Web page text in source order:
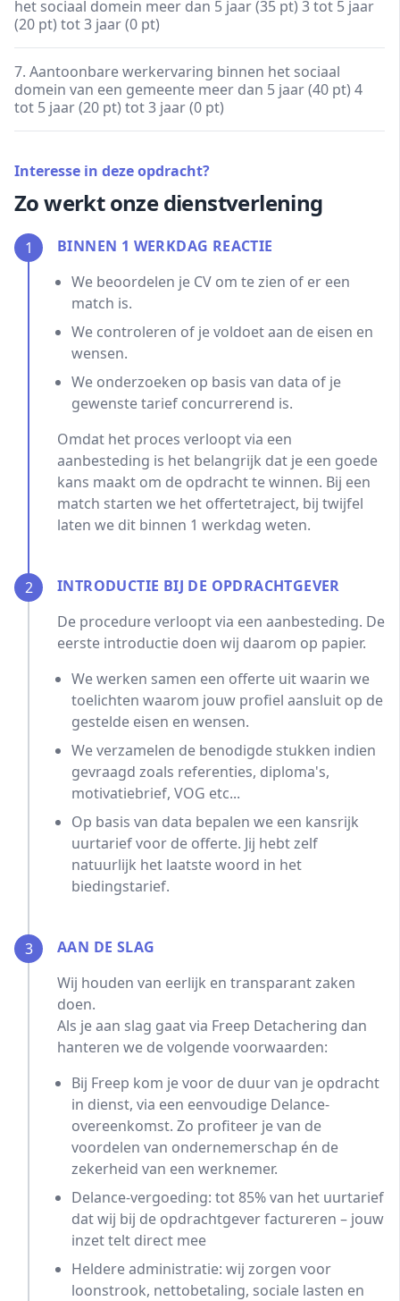
het sociaal domein meer dan 5 jaar (35 pt) 3 tot 5 jaar
(20 pt) tot 3 jaar (0 pt)
7. Aantoonbare werkervaring binnen het sociaal
domein van een gemeente meer dan 5 jaar (40 pt) 4
tot 5 jaar (20 pt) tot 3 jaar (0 pt)
Interesse in deze opdracht?
Zo werkt onze dienstverlening
1
BINNEN 1 WERKDAG REACTIE
We beoordelen je CV om te zien of er een
match is.
We controleren of je voldoet aan de eisen en
wensen.
We onderzoeken op basis van data of je
gewenste tarief concurrerend is.
Omdat het proces verloopt via een
aanbesteding is het belangrijk dat je een goede
kans maakt om de opdracht te winnen. Bij een
match starten we het offertetraject, bij twijfel
laten we dit binnen 1 werkdag weten.
2
INTRODUCTIE BIJ DE OPDRACHTGEVER
De procedure verloopt via een aanbesteding. De
eerste introductie doen wij daarom op papier.
We werken samen een offerte uit waarin we
toelichten waarom jouw profiel aansluit op de
gestelde eisen en wensen.
We verzamelen de benodigde stukken indien
gevraagd zoals referenties, diploma's,
motivatiebrief, VOG etc...
Op basis van data bepalen we een kansrijk
uurtarief voor de offerte. Jij hebt zelf
natuurlijk het laatste woord in het
biedingstarief.
3
AAN DE SLAG
Wij houden van eerlijk en transparant zaken
doen.
Als je aan slag gaat via Freep Detachering dan
hanteren we de volgende voorwaarden:
Bij Freep kom je voor de duur van je opdracht
in dienst, via een eenvoudige Delance-
overeenkomst. Zo profiteer je van de
voordelen van ondernemerschap én de
zekerheid van een werknemer.
Delance-vergoeding: tot 85% van het uurtarief
dat wij bij de opdrachtgever factureren – jouw
inzet telt direct mee
Heldere administratie: wij zorgen voor
loonstrook, nettobetaling, sociale lasten en